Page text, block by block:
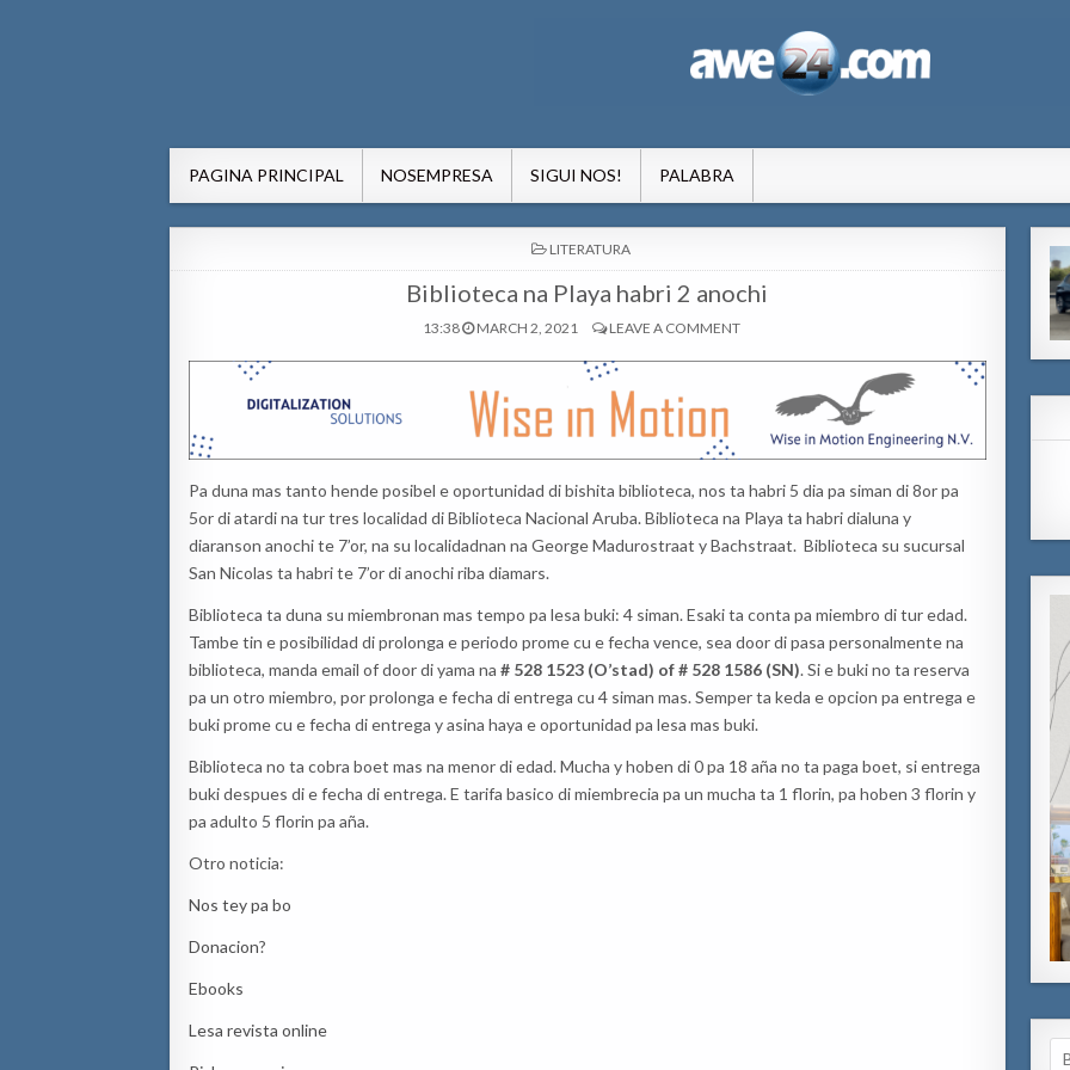
PAGINA PRINCIPAL NOSEMPRESA SIGUI NOS! PALABRA
POSTED
IN
LITERATURA
Biblioteca na Playa habri 2 anochi
13:38 MARCH 2, 2021 LEAVE A COMMENT
Pa duna mas tanto hende posibel e oportunidad di bishita biblioteca, nos ta habri 5 dia pa siman di 8or pa
5or di atardi na tur tres localidad di Biblioteca Nacional Aruba. Biblioteca na Playa ta habri dialuna y
diaranson anochi te 7’or, na su localidadnan na George Madurostraat y Bachstraat. Biblioteca su sucursal
San Nicolas ta habri te 7’or di anochi riba diamars.
Biblioteca ta duna su miembronan mas tempo pa lesa buki: 4 siman. Esaki ta conta pa miembro di tur edad.
Tambe tin e posibilidad di prolonga e periodo prome cu e fecha vence, sea door di pasa personalmente na
biblioteca, manda email of door di yama na # 528 1523 (O’stad) of # 528 1586 (SN). Si e buki no ta reserva
pa un otro miembro, por prolonga e fecha di entrega cu 4 siman mas. Semper ta keda e opcion pa entrega e
buki prome cu e fecha di entrega y asina haya e oportunidad pa lesa mas buki.
Biblioteca no ta cobra boet mas na menor di edad. Mucha y hoben di 0 pa 18 aña no ta paga boet, si entrega
buki despues di e fecha di entrega. E tarifa basico di miembrecia pa un mucha ta 1 florin, pa hoben 3 florin y
pa adulto 5 florin pa aña.
Otro noticia:
Nos tey pa bo
Donacion?
Ebooks
Lesa revista online